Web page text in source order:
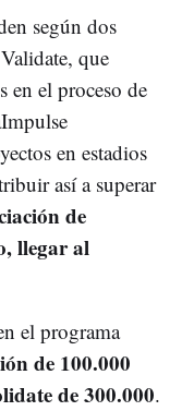
según dos
que
en el proceso de
en estadios
así a superar
de
llegar al
el programa
de 100.000
de 300.000.